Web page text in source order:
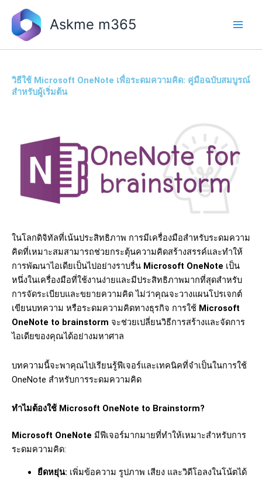
content
Askme m365
วิธีใช้ Microsoft OneNote เพื่อระดมความคิด: คู่มือฉบับสมบูรณ์
สำหรับผู้เริ่มต้น
ในโลกดิจิทัลที่เน้นประสิทธิภาพ การมีเครื่องมือสำหรับระดมความ
คิดที่เหมาะสมสามารถช่วยกระตุ้นความคิดสร้างสรรค์และทำให้
การพัฒนาไอเดียเป็นไปอย่างราบรื่น Microsoft OneNote เป็น
หนึ่งในเครื่องมือที่ใช้งานง่ายและมีประสิทธิภาพมากที่สุดสำหรับ
การจัดระเบียบและขยายความคิด ไม่ว่าคุณจะวางแผนโปรเจกต์
เขียนบทความ หรือระดมความคิดทางธุรกิจ การใช้ Microsoft
OneNote to brainstorm จะช่วยเปลี่ยนวิธีการสร้างและจัดการ
ไอเดียของคุณได้อย่างมหาศาล
บทความนี้จะพาคุณไปเรียนรู้ฟีเจอร์และเทคนิคที่จำเป็นในการใช้
OneNote สำหรับการระดมความคิด
ทำไมต้องใช้ Microsoft OneNote to Brainstorm?
Microsoft OneNote มีฟีเจอร์มากมายที่ทำให้เหมาะสำหรับการ
ระดมความคิด:
ยืดหยุ่น: เพิ่มข้อความ รูปภาพ เสียง และวิดีโอลงในโน้ตได้